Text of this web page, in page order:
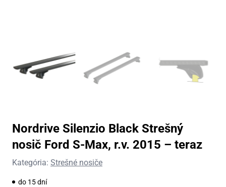
Nordrive Silenzio Black Strešný
nosič Ford S-Max, r.v. 2015 – teraz
Kategória: Strešné nosiče
do 15 dní